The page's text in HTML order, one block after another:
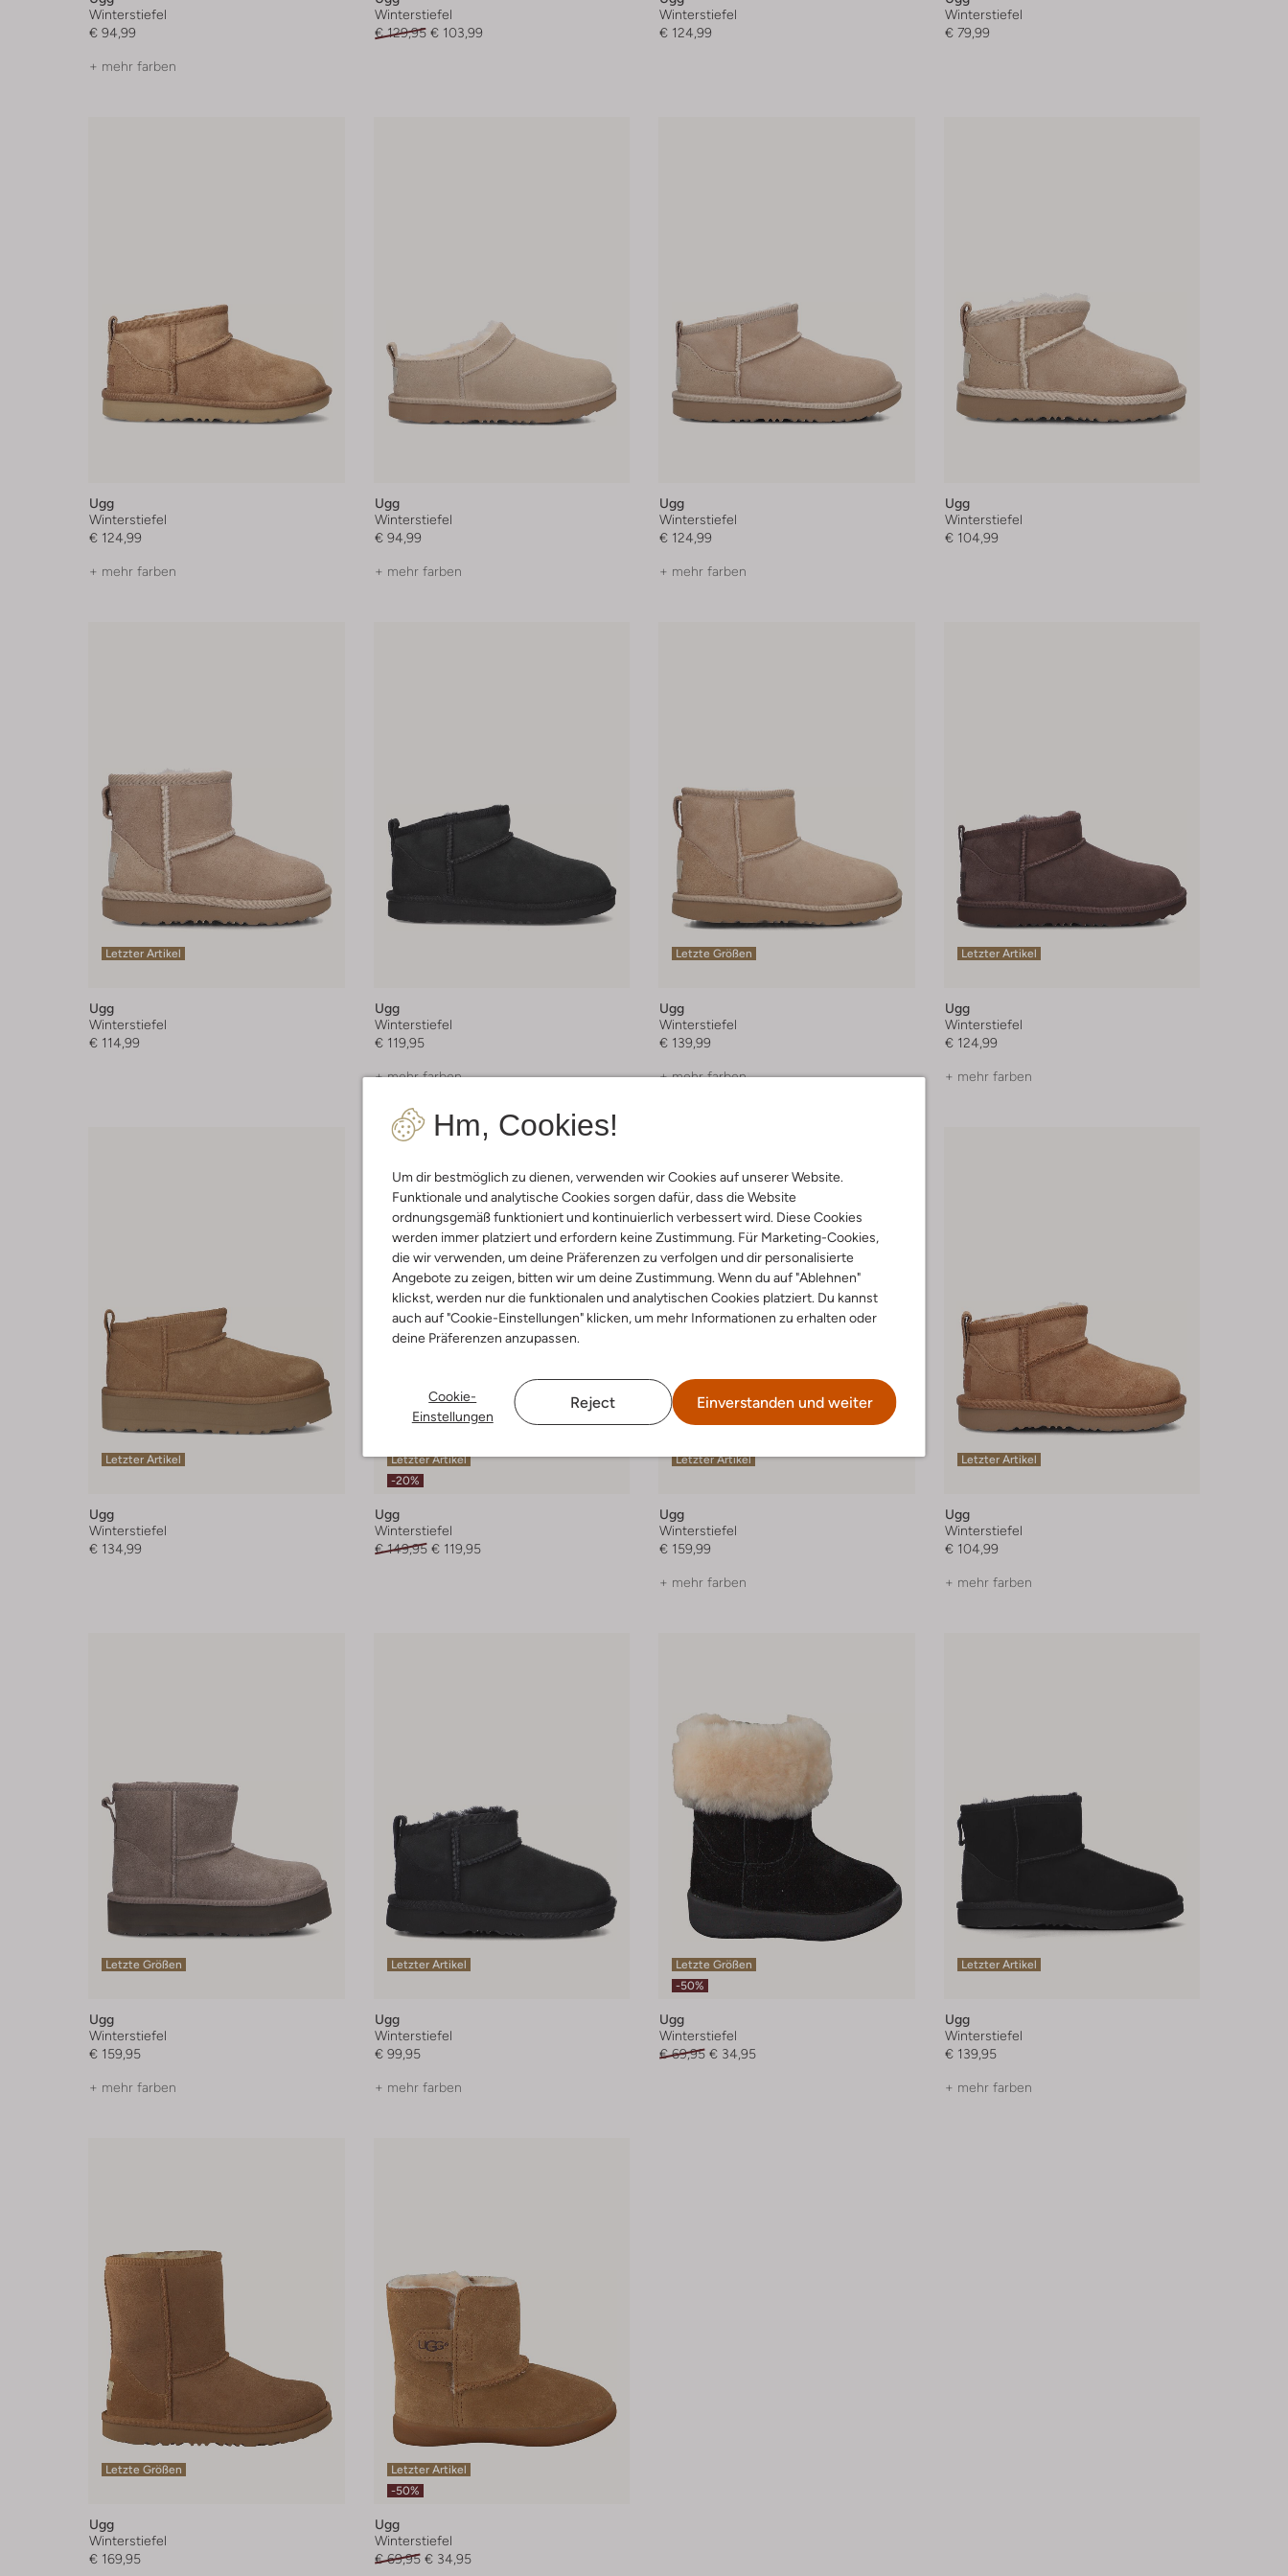
Hm, Cookies!
Um dir bestmöglich zu dienen, verwenden wir Cookies auf unserer Website.
Funktionale und analytische Cookies sorgen dafür, dass die Website
ordnungsgemäß funktioniert und kontinuierlich verbessert wird. Diese Cookies
werden immer platziert und erfordern keine Zustimmung. Für Marketing-Cookies,
die wir verwenden, um deine Präferenzen zu verfolgen und dir personalisierte
Angebote zu zeigen, bitten wir um deine Zustimmung. Wenn du auf "Ablehnen"
klickst, werden nur die funktionalen und analytischen Cookies platziert. Du kannst
auch auf "Cookie-Einstellungen" klicken, um mehr Informationen zu erhalten oder
deine Präferenzen anzupassen.
Cookie-
Einstellungen
Reject Einverstanden und weiter
Winterstiefel
€ 94,99
+ mehr farben
Winterstiefel
€ 129,95 € 103,99
Winterstiefel
€ 124,99
Winterstiefel
€ 79,99
Ugg
Winterstiefel
€ 124,99
+ mehr farben
Ugg
Winterstiefel
€ 94,99
+ mehr farben
Ugg
Winterstiefel
€ 124,99
+ mehr farben
Ugg
Winterstiefel
€ 104,99
Letzter Artikel
Ugg
Winterstiefel
€ 114,99
Ugg
Winterstiefel
€ 119,95
+ mehr farben
Letzte Größen
Ugg
Winterstiefel
€ 139,99
+ mehr farben
Letzter Artikel
Ugg
Winterstiefel
€ 124,99
+ mehr farben
Letzter Artikel
Ugg
Winterstiefel
€ 134,99
Letzter Artikel
-20%
Ugg
Winterstiefel
€ 149,95 € 119,95
Letzter Artikel
Ugg
Winterstiefel
€ 159,99
+ mehr farben
Letzter Artikel
Ugg
Winterstiefel
€ 104,99
+ mehr farben
Letzte Größen
Ugg
Winterstiefel
€ 159,95
+ mehr farben
Letzter Artikel
Ugg
Winterstiefel
€ 99,95
+ mehr farben
Letzte Größen
-50%
Ugg
Winterstiefel
€ 69,95 € 34,95
Letzter Artikel
Ugg
Winterstiefel
€ 139,95
+ mehr farben
Letzte Größen
Ugg
Winterstiefel
€ 169,95
Letzter Artikel
-50%
Ugg
Winterstiefel
€ 69,95 € 34,95